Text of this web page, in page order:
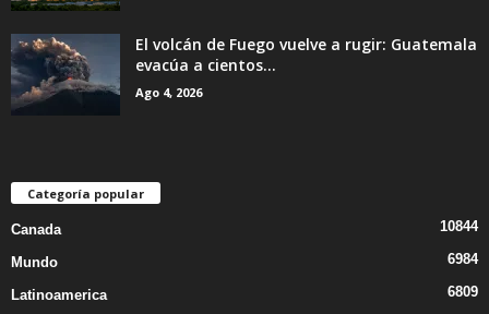
El volcán de Fuego vuelve a rugir: Guatemala
evacúa a cientos...
Ago 4, 2026
Categoría popular
Canada 10844
Mundo 6984
Latinoamerica 6809